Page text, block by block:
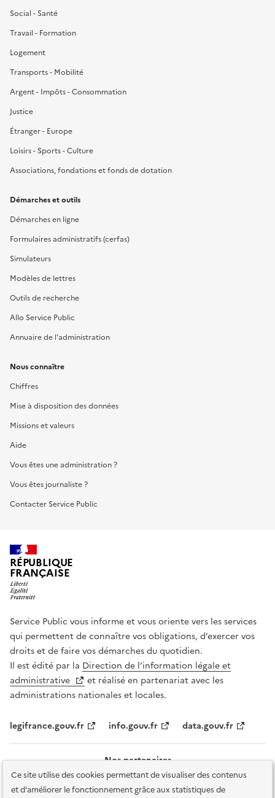
Ce site utilise des cookies permettant de visualiser des contenus
et d'améliorer le fonctionnement grâce aux statistiques de
Social - Santé
Travail - Formation
Logement
Transports - Mobilité
Argent - Impôts - Consommation
Justice
Étranger - Europe
Loisirs - Sports - Culture
Associations, fondations et fonds de dotation
Démarches et outils
Démarches en ligne
Formulaires administratifs (cerfas)
Simulateurs
Modèles de lettres
Outils de recherche
Allo Service Public
Annuaire de l'administration
Nous connaître
Chiffres
Mise à disposition des données
Missions et valeurs
Aide
Vous êtes une administration ?
Vous êtes journaliste ?
Contacter Service Public
RÉPUBLIQUE
FRANÇAISE
Service Public vous informe et vous oriente vers les services
qui permettent de connaître vos obligations, d’exercer vos
droits et de faire vos démarches du quotidien.
Il est édité par la Direction de l’information légale et
administrative
et réalisé en partenariat avec les
administrations nationales et locales.
legifrance.gouv.fr info.gouv.fr data.gouv.fr
Nos partenaires